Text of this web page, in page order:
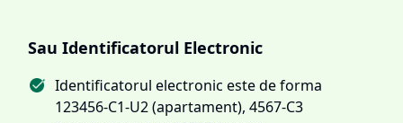
Sau Identificatorul Electronic
Identificatorul electronic este de forma
123456-C1-U2 (apartament), 4567-C3